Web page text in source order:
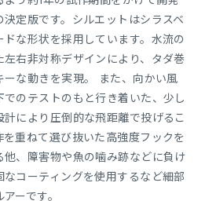
定版です。シルエットはシラスベ
な形状を採用しています。水流の
右非対称デザインにより、タダ巻
ーな動きを実現。 また、向かい風
のテストのもと行き着いた、少し
により圧倒的な飛距離で投げるこ
重ねて選び抜いた高強度フックを
他、障害物や魚の噛み跡などに負け
コーティングを使用するなど細部
ーです。